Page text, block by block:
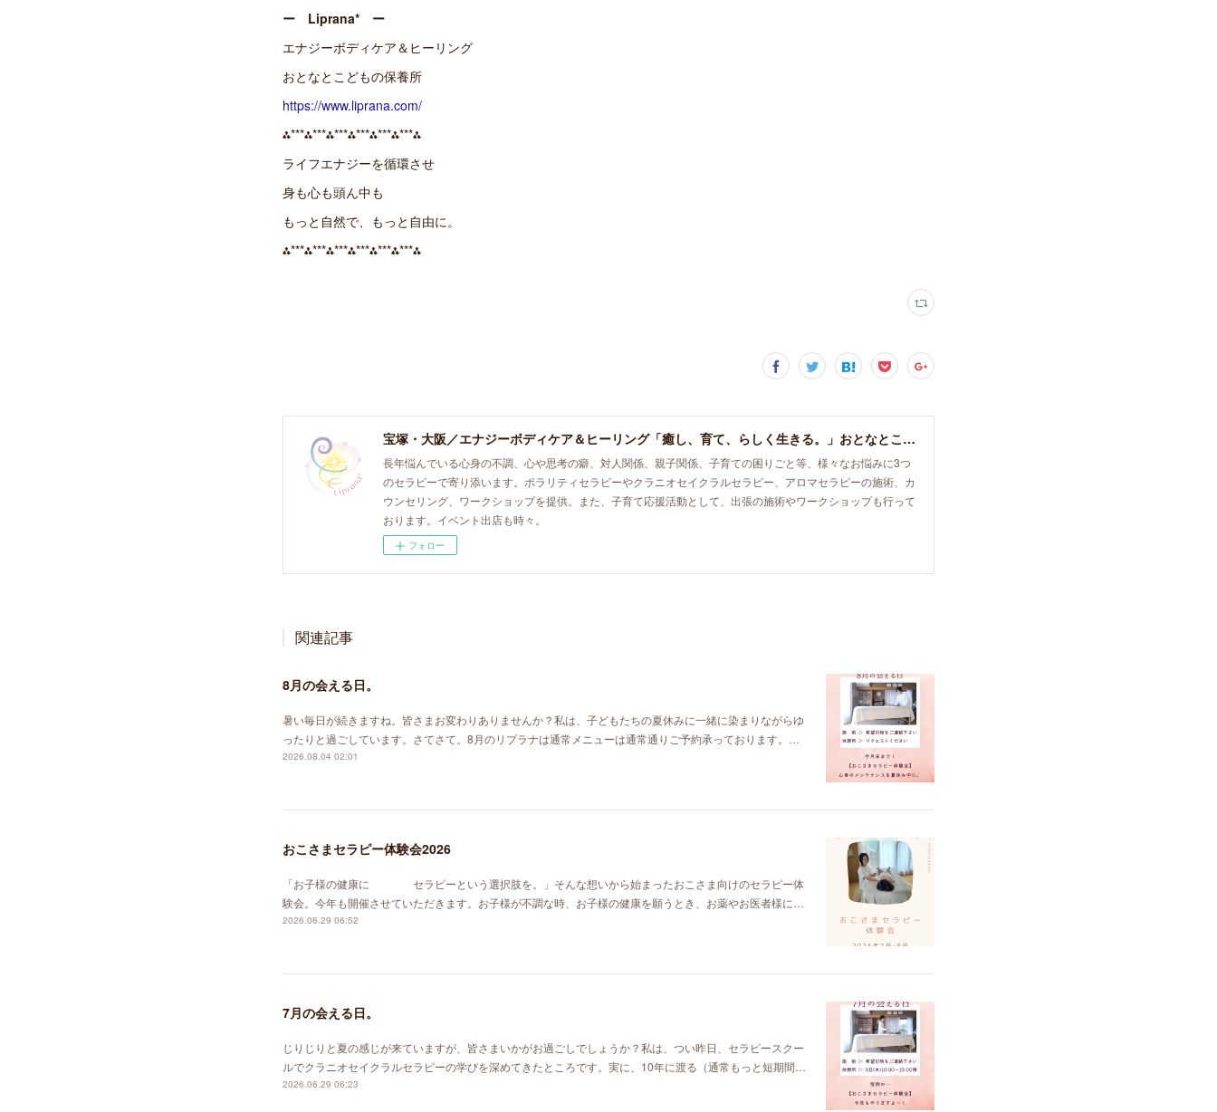
ー Liprana* ー
エナジーボディケア＆ヒーリング
おとなとこどもの保養所
https://www.liprana.com/
⁂***⁂***⁂***⁂***⁂***⁂***⁂
ライフエナジーを循環させ
身も心も頭ん中も
もっと自然で、もっと自由に。
⁂***⁂***⁂***⁂***⁂***⁂***⁂
宝塚・大阪／エナジーボディケア＆ヒーリング「癒し、育て、らしく生きる。」おとなとこどものセラピースペース。
長年悩んでいる心身の不調、心や思考の癖、対人関係、親子関係、子育ての困りごと等、様々なお悩みに3つ
のセラピーで寄り添います。ポラリティセラピーやクラニオセイクラルセラピー、アロマセラピーの施術、カ
ウンセリング、ワークショップを提供。また、子育て応援活動として、出張の施術やワークショップも行って
おります。イベント出店も時々。
フォロー
関連記事
8月の会える日。
暑い毎日が続きますね。皆さまお変わりありませんか？私は、子どもたちの夏休みに一緒に染まりながらゆ
ったりと過ごしています。さてさて。8月のリプラナは通常メニューは通常通りご予約承っております。…
2026.08.04 02:01
おこさまセラピー体験会2026
「お子様の健康に セラピーという選択肢を。」そんな想いから始まったおこさま向けのセラピー体
験会。今年も開催させていただきます。お子様が不調な時、お子様の健康を願うとき、お薬やお医者様に…
2026.06.29 06:52
7月の会える日。
じりじりと夏の感じが来ていますが、皆さまいかがお過ごしでしょうか？私は、つい昨日、セラピースクー
ルでクラニオセイクラルセラピーの学びを深めてきたところです。実に、10年に渡る（通常もっと短期間…
2026.06.29 06:23